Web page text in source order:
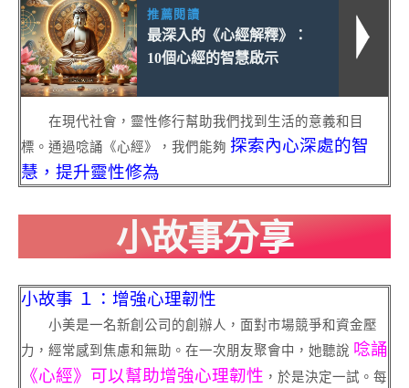
推薦閱讀
最深入的《心經解釋》：
10個心經的智慧啟示
在現代社會，靈性修行幫助我們找到生活的意義和目
標。通過唸誦《心經》，我們能夠 探索內心深處的智
慧，提升靈性修為
小故事分享
小故事 １：增強心理韌性
小美是一名新創公司的創辦人，面對市場競爭和資金壓
力，經常感到焦慮和無助。在一次朋友聚會中，她聽說 唸誦
《心經》可以幫助增強心理韌性 ，於是決定一試。每